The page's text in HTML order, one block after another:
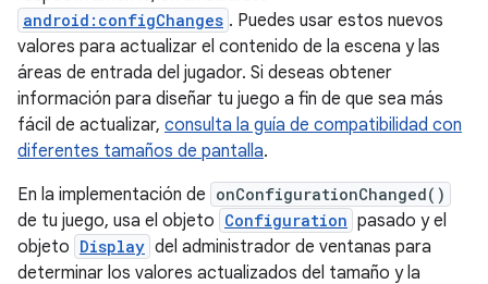
android:configChanges . Puedes usar estos nuevos
valores para actualizar el contenido de la escena y las
áreas de entrada del jugador. Si deseas obtener
información para diseñar tu juego a fin de que sea más
fácil de actualizar, consulta la guía de compatibilidad con
diferentes tamaños de pantalla.
En la implementación de onConfigurationChanged()
de tu juego, usa el objeto Configuration pasado y el
objeto Display del administrador de ventanas para
determinar los valores actualizados del tamaño y la